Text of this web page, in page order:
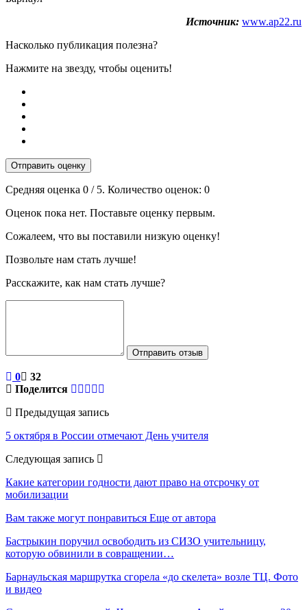
Источник: www.ap22.ru
Насколько публикация полезна?
Нажмите на звезду, чтобы оценить!
Отправить оценку
Средняя оценка 0 / 5. Количество оценок: 0
Оценок пока нет. Поставьте оценку первым.
Сожалеем, что вы поставили низкую оценку!
Позвольте нам стать лучше!
Расскажите, как нам стать лучше?
Отправить отзыв
0
32
Поделится
Предыдущая запись
5 октября в России отмечают День учителя
Следующая запись
Какие категории годности дают право на отсрочку от
мобилизации
Вам также могут понравиться Еще от автора
Бастрыкин поручил освободить из СИЗО учительницу,
которую обвинили в совращении…
Барнаульская маршрутка сгорела «до скелета» возле ТЦ. Фото
и видео